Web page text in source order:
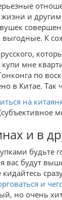
и
выгодные. К
купи мне
по
в Китае.
на
и в
будьте
вас будут
кидайтесь
и
но очень